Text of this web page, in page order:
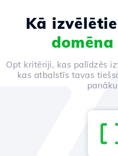
Kā
Opt kritēriji, kas palīdzēs
kas atbalstīs tavas